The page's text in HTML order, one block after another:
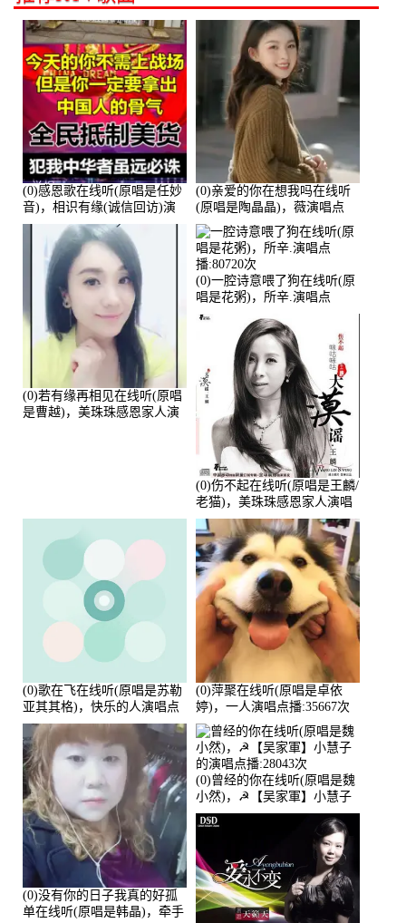
(0)感恩歌在线听(原唱是任妙
音)，相识有缘(诚信回访)演
唱点播:161288次
(0)亲爱的你在想我吗在线听
(原唱是陶晶晶)，薇演唱点
播:159722次
(0)若有缘再相见在线听(原唱
是曹越)，美珠珠感恩家人演
(0)一腔诗意喂了狗在线听(原
唱是花粥)，所辛.演唱点
播:80720次
(0)伤不起在线听(原唱是王麟/
老猫)，美珠珠感恩家人演唱
点播:80218次
(0)歌在飞在线听(原唱是苏勒
亚其其格)，快乐的人演唱点
播:36次
(0)萍聚在线听(原唱是卓依
婷)，一人演唱点播:35667次
(0)没有你的日子我真的好孤
单在线听(原唱是韩晶)，牵手
(0)曾经的你在线听(原唱是魏
小然)，☭【吴家軍】小慧子
的演唱点播:28043次